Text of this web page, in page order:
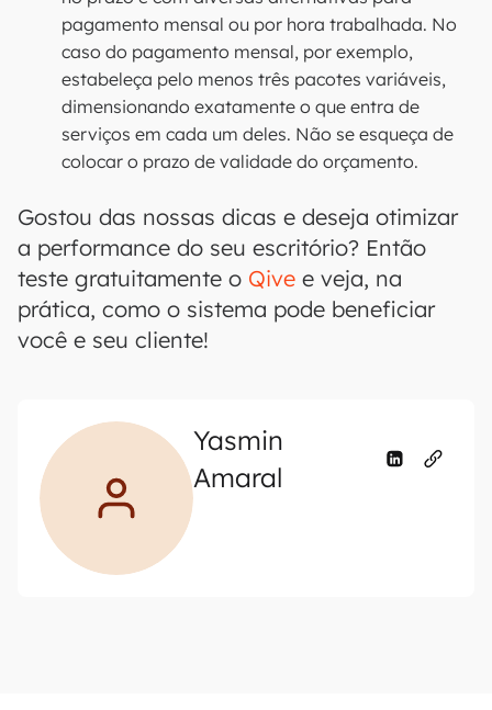
pagamento mensal ou por hora trabalhada. No
caso do pagamento mensal, por exemplo,
estabeleça pelo menos três pacotes variáveis,
dimensionando exatamente o que entra de
serviços em cada um deles. Não se esqueça de
colocar o prazo de validade do orçamento.
Gostou das nossas dicas e deseja otimizar
a performance do seu escritório? Então
teste gratuitamente o Qive e veja, na
prática, como o sistema pode beneficiar
você e seu cliente!
Yasmin
Amaral